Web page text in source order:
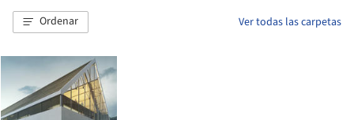
Ordenar Ver todas las carpetas